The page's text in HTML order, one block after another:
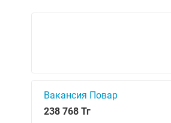
Вакансия Повар
238 768 Тг